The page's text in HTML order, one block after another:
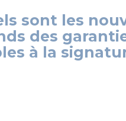
sont les
des
à la